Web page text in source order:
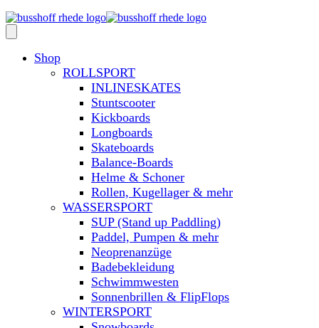
Shop
ROLLSPORT
INLINESKATES
Stuntscooter
Kickboards
Longboards
Skateboards
Balance-Boards
Helme & Schoner
Rollen, Kugellager & mehr
WASSERSPORT
SUP (Stand up Paddling)
Paddel, Pumpen & mehr
Neoprenanzüge
Badebekleidung
Schwimmwesten
Sonnenbrillen & FlipFlops
WINTERSPORT